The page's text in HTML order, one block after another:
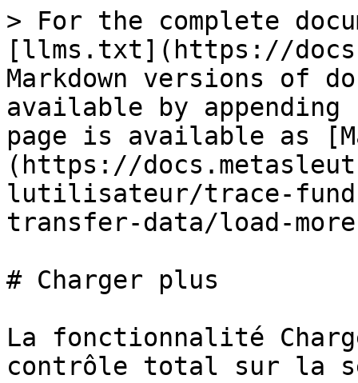
> For the complete
[llms.txt](https://
Markdown versions of
available by
page is available as
(https://
lutilisateur/trace-
transfer-data/load-
# Charger plus
La fonctionnalité
contrôle total sur la